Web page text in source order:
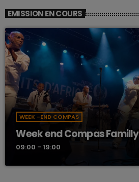
EMISSION EN COURS
WEEK -END COMPAS
Week end Compas Familly
09:00 - 19:00